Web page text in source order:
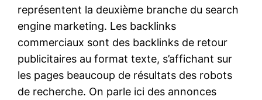
représentent la deuxième branche du search
engine marketing. Les backlinks
commerciaux sont des backlinks de retour
publicitaires au format texte, s’affichant sur
les pages beaucoup de résultats des robots
de recherche. On parle ici des annonces